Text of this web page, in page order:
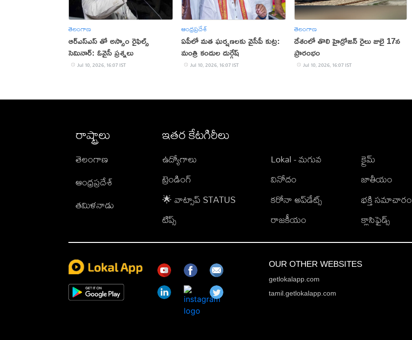
తెలంగాణ
ఆర్ఎస్ఎస్ తో అస్సాం రైఫిల్స్
సెమినార్: ఓవైసీ ప్రశ్నలు
Jul 10, 2026, 16:07 IST
ఆంధ్రప్రదేశ్
ఏపీలో మత ఘర్షణలకు వైసీపీ కుట్ర:
మంత్రి కందుల దుర్గేష్
Jul 10, 2026, 16:07 IST
తెలంగాణ
దేశంలో తొలి హైడ్రోజన్ రైలు జులై 17న
ప్రారంభం
Jul 10, 2026, 16:07 IST
రాష్ట్రాలు
తెలంగాణ
ఆంధ్రప్రదేశ్
తమిళనాడు
ఇతర కేటగిరీలు
ఉద్యోగాలు
ట్రెండింగ్
🌟 వాట్సాప్ STATUS
టిప్స్
Lokal - మగువ
వినోదం
కరోనా అప్‌డేట్స్
రాజకీయం
క్రైమ్
జాతీయం
భక్తి సమాచారం
క్లాసిఫైడ్స్
OUR OTHER WEBSITES
getlokalapp.com
tamil.getlokalapp.com